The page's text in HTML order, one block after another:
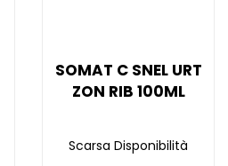
SOMAT C SNEL URT
ZON RIB 100ML
Scarsa Disponibilità